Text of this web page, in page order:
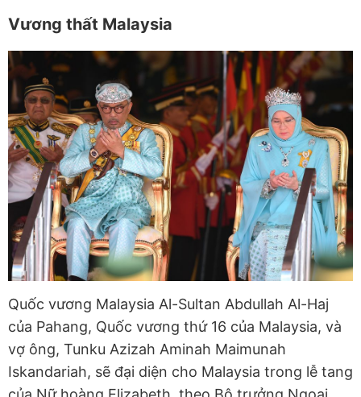
Vương thất Malaysia
Quốc vương Malaysia Al-Sultan Abdullah Al-Haj
của Pahang, Quốc vương thứ 16 của Malaysia, và
vợ ông, Tunku Azizah Aminah Maimunah
Iskandariah, sẽ đại diện cho Malaysia trong lễ tang